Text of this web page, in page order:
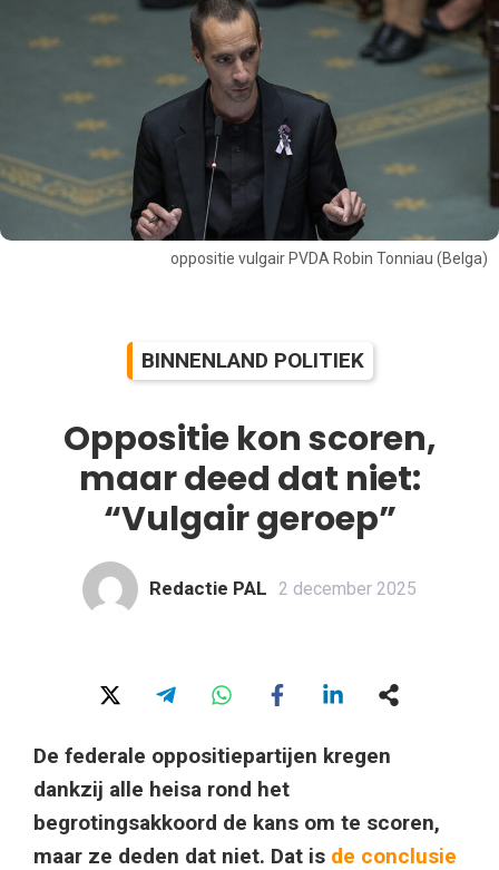
oppositie vulgair PVDA Robin Tonniau (Belga)
BINNENLAND POLITIEK
Oppositie kon scoren,
maar deed dat niet:
“Vulgair geroep”
Redactie PAL 2 december 2025
De federale oppositiepartijen kregen
dankzij alle heisa rond het
begrotingsakkoord de kans om te scoren,
maar ze deden dat niet. Dat is de conclusie